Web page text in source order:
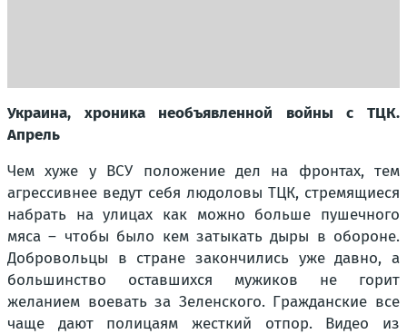
Украина, хроника необъявленной войны с ТЦК.
Апрель
Чем хуже у ВСУ положение дел на фронтах, тем
агрессивнее ведут себя людоловы ТЦК, стремящиеся
набрать на улицах как можно больше пушечного
мяса – чтобы было кем затыкать дыры в обороне.
Добровольцы в стране закончились уже давно, а
большинство оставшихся мужиков не горит
желанием воевать за Зеленского. Гражданские все
чаще дают полицаям жесткий отпор. Видео из